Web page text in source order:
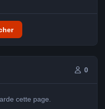
0
cette page.